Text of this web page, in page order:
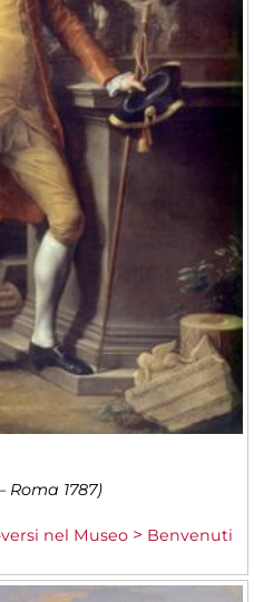
Roma 1787)
nel Museo
Benvenuti